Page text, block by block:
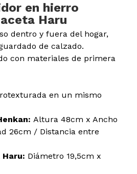
en hierro
Haru
dentro y fuera del hogar,
de calzado.
con materiales de primera
en un mismo
Altura 48cm x Ancho
26cm / Distancia entre
Diámetro 19,5cm x